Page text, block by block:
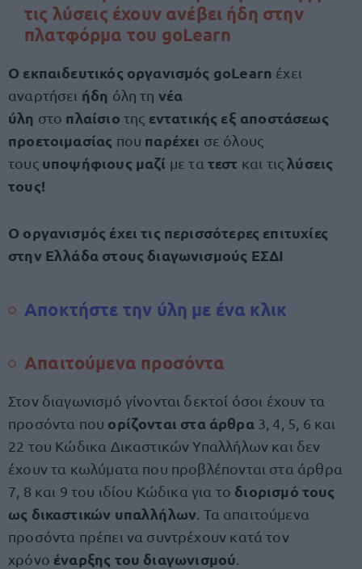
τις λύσεις έχουν ανέβει ήδη στην
πλατφόρμα του goLearn
Ο εκπαιδευτικός οργανισμός goLearn έχει
αναρτήσει ήδη όλη τη νέα
ύλη στο πλαίσιο της εντατικής εξ αποστάσεως
προετοιμασίας που παρέχει σε όλους
τουςυποψήφιους μαζί με τα τεστ και τιςλύσεις
τους!
Ο οργανισμός έχει τις περισσότερες επιτυχίες
στην Ελλάδα στους διαγωνισμούς ΕΣΔΙ
Αποκτήστε την ύλη με ένα κλικ
Απαιτούμενα προσόντα
Στον διαγωνισμό γίνονται δεκτοί όσοι έχουν τα
προσόντα που ορίζονται στα άρθρα 3, 4, 5, 6 και
22 του Κώδικα Δικαστικών Υπαλλήλων και δεν
έχουν τα κωλύματα που προβλέπονται στα άρθρα
7, 8 και 9 του ιδίου Κώδικα για το διορισμό τους
ως δικαστικών υπαλλήλων . Τα απαιτούμενα
προσόντα πρέπει να συντρέχουν κατά τον
χρόνο έναρξης του διαγωνισμού